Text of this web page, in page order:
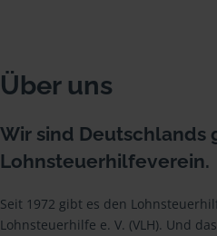
Über uns
Wir sind Deutschlands
Lohnsteuerhilfeverein.
Seit 1972 gibt es den
Lohnsteuerhilfe e. V. (VLH). Und